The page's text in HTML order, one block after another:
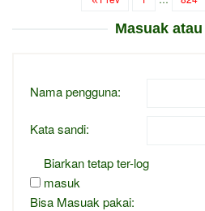
Masuak
Nama pengguna:
Kata sandi:
Biarkan tetap ter-log
masuk
Bisa Masuak pakai: